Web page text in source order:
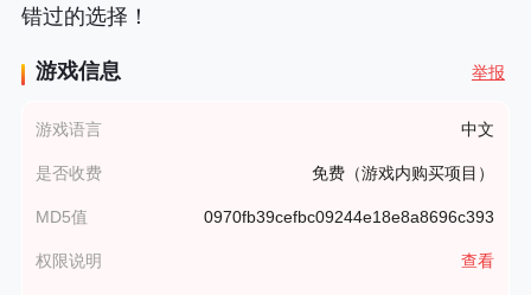
错过的选择！
游戏信息 举报
游戏语言 中文
是否收费 免费（游戏内购买项目）
MD5值 0970fb39cefbc09244e18e8a8696c393
权限说明 查看